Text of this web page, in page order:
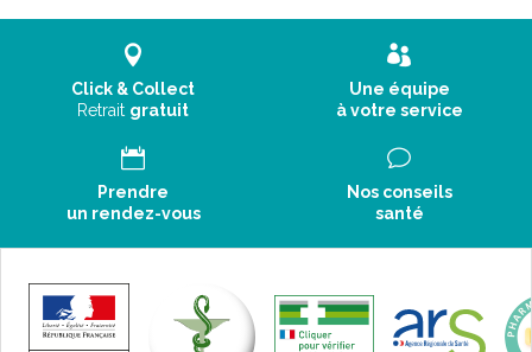
Click & Collect
Retrait gratuit
Une équipe
à votre service
Prendre
un rendez-vous
Nos conseils
santé